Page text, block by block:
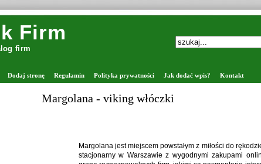
Firm
firm
Dodaj stronę Regulamin Polityka prywatności Jak dodać wpis? Kontakt
Margolana - viking włóczki
Margolana jest miejscem powstałym z miłości do
stacjonarny w Warszawie z wygodnymi zakupami